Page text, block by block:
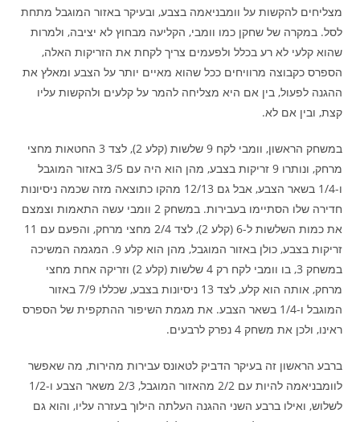
מצליחים להקשות על וומבניאמה בצבע, ובעיקר באזור המוגבל מתחת
לסל. במקרה של שחקן כמו וומבי, הקליעה מבחוץ לא יציבה, ולמרות
שהוא קלעי לא רע בכלל ולפעמים צריך לקחת את הזריקות האלה,
הספרס כקבוצה מרוויחים ככל שהוא מאיים יותר על הצבע ומאלץ את
ההגנה לפעול, בין אם היא מצליחה להמר על קלעים ולהקשות עליו
קצת, ובין אם לא.
במשחק הראשון, וומבי לקח 9 שלשות (קלע 2), לצד 3 החטאות מחצי
מרחק, ונותרו 9 זריקות בצבע, מהן הוא היה עם 3/5 באזור המוגבל
ו-1/4 בשאר הצבע, אבל גם 12/13 מהקו כתוצאה מזה שכמה ניסיונות
חדירה שלו הסתיימו בעבירות. במשחק 2 וומבי עשה התאמות וצמצם
את כמות השלשות ל-6 (קלע 2), לצד 2/4 מחצי מרחק, והפעם עם 11
זריקות בצבע, כולן באזור המוגבל, מהן הוא קלע 9. המגמה המשיכה
במשחק 3, בו וומבי לקח רק 4 שלשות (קלע 2) וזריקה אחת מחצי
מרחק, אותה הוא קלע, לצד 13 ניסיונות בצבע, שכללו 7/9 באזור
המוגבל ו-1/4 בשאר הצבע. את מגמת השיפור ההתקפית של הספרס
ראינו, ולכן את משחק 4 נפרק לרבעים.
ברבע הראשון זה בעיקר הדביק לטאונס עבירות מהירות, מה שאפשר
לוומבניאמה להיות עם 2/2 מהאזור המוגבל, 2/3 משאר הצבע ו-1/2
לשלוש, ואילו ברבע השני ההגנה העלתה הילוך בעזרה עליו, והוא גם